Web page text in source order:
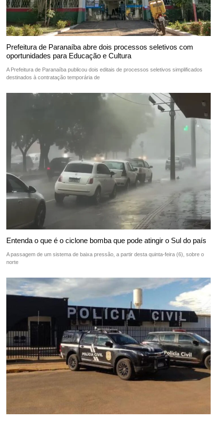
Prefeitura de Paranaíba abre dois processos seletivos com
oportunidades para Educação e Cultura
A Prefeitura de Paranaíba publicou dois editais de processos seletivos simplificados
destinados à contratação temporária de
Entenda o que é o ciclone bomba que pode atingir o Sul do país
A passagem de um sistema de baixa pressão, a partir desta quinta-feira (6), sobre o
norte